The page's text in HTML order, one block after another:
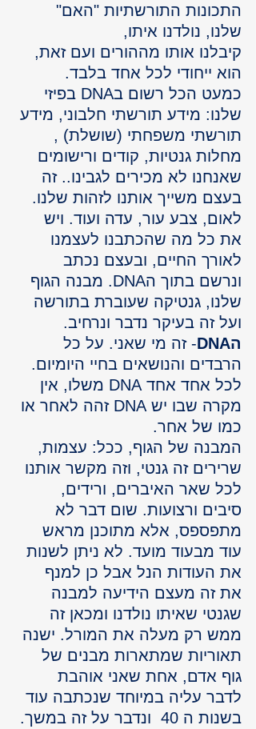
התכונות התורשתיות "האם"
שלנו, נולדנו איתו,
קיבלנו אותו מההורים ועם זאת,
הוא ייחודי לכל אחד בלבד.
כמעט הכל רשום בDNA בפיזי
שלנו: מידע תורשתי חלבוני, מידע
תורשתי משפחתי (שושלת) ,
מחלות גנטיות, קודים ורישומים
שאנחנו לא מכירים לגבינו.. זה
בעצם משייך אותנו לזהות שלנו.
לאום, צבע עור, עדה ועוד. ויש
את כל מה שהכתבנו לעצמנו
לאורך החיים, ובעצם נכתב
ונרשם בתוך הDNA. מבנה הגוף
שלנו, גנטיקה שעוברת בתורשה
ועל זה בעיקר נדבר ונרחיב.
הDNA
- זה מי שאני. על כל
הרבדים והנושאים בחיי היומיום.
לכל אחד אחד DNA משלו, אין
מקרה שבו יש DNA זהה לאחר או
כמו של אחר.
המבנה של הגוף, ככל: עצמות,
שרירים זה גנטי, וזה מקשר אותנו
לכל שאר האיברים, ורידים,
סיבים ורצועות. שום דבר לא
מתפספס, אלא מתוכנן מראש
עוד מבעוד מועד. לא ניתן לשנות
את העודות הנל אבל כן למנף
את זה מעצם הידיעה למבנה
שגנטי שאיתו נולדנו ומכאן זה
ממש רק מעלה את המורל. ישנה
תאוריות שמתארות מבנים של
גוף אדם, אחת שאני אוהבת
לדבר עליה במיוחד שנכתבה עוד
בשנות ה 40  ונדבר על זה במשך.